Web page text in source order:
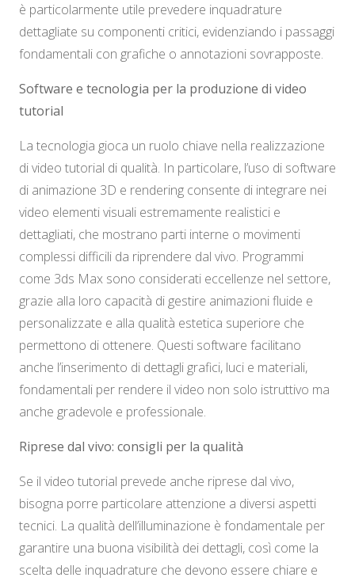
è particolarmente utile prevedere inquadrature
dettagliate su componenti critici, evidenziando i passaggi
fondamentali con grafiche o annotazioni sovrapposte.
Software e tecnologia per la produzione di video
tutorial
La tecnologia gioca un ruolo chiave nella realizzazione
di video tutorial di qualità. In particolare, l’uso di software
di animazione 3D e rendering consente di integrare nei
video elementi visuali estremamente realistici e
dettagliati, che mostrano parti interne o movimenti
complessi difficili da riprendere dal vivo. Programmi
come 3ds Max sono considerati eccellenze nel settore,
grazie alla loro capacità di gestire animazioni fluide e
personalizzate e alla qualità estetica superiore che
permettono di ottenere. Questi software facilitano
anche l’inserimento di dettagli grafici, luci e materiali,
fondamentali per rendere il video non solo istruttivo ma
anche gradevole e professionale.
Riprese dal vivo: consigli per la qualità
Se il video tutorial prevede anche riprese dal vivo,
bisogna porre particolare attenzione a diversi aspetti
tecnici. La qualità dell’illuminazione è fondamentale per
garantire una buona visibilità dei dettagli, così come la
scelta delle inquadrature che devono essere chiare e